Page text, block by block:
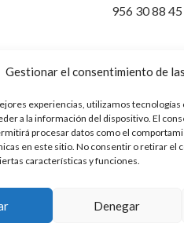
Gestionar el consentimiento de
experiencias, utilizamos tecnologías
a la información del dispositivo. El
procesar datos como el
en este sitio. No consentir o retirar el
características y funciones.
Denegar
956 30 88 45